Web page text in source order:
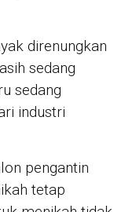
direnungkan
sedang
sedang
industri
pengantin
tetap